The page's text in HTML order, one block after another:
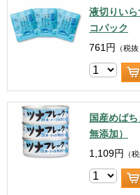
液切りい
コパック
761 円 （税抜
国産めば
無添加）
1,109円 （